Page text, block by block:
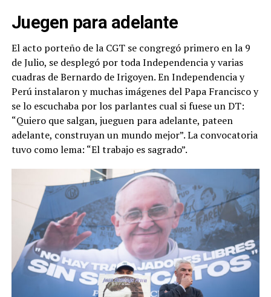
Juegen para adelante
El acto porteño de la CGT se congregó primero en la 9
de Julio, se desplegó por toda Independencia y varias
cuadras de Bernardo de Irigoyen. En Independencia y
Perú instalaron y muchas imágenes del Papa Francisco y
se lo escuchaba por los parlantes cual si fuese un DT:
“Quiero que salgan, jueguen para adelante, pateen
adelante, construyan un mundo mejor”. La convocatoria
tuvo como lema: “El trabajo es sagrado”.